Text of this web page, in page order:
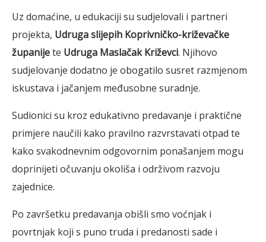
Uz domaćine, u edukaciji su sudjelovali i partneri
projekta, Udruga slijepih Koprivničko-križevačke
županijete Udruga Maslačak Križevci. Njihovo
sudjelovanje dodatno je obogatilo susret razmjenom
iskustava i jačanjem međusobne suradnje.
Sudionici su kroz edukativno predavanje i praktične
primjere naučili kako pravilno razvrstavati otpad te
kako svakodnevnim odgovornim ponašanjem mogu
doprinijeti očuvanju okoliša i održivom razvoju
zajednice.
Po završetku predavanja obišli smo voćnjak i
povrtnjak koji s puno truda i predanosti sade i